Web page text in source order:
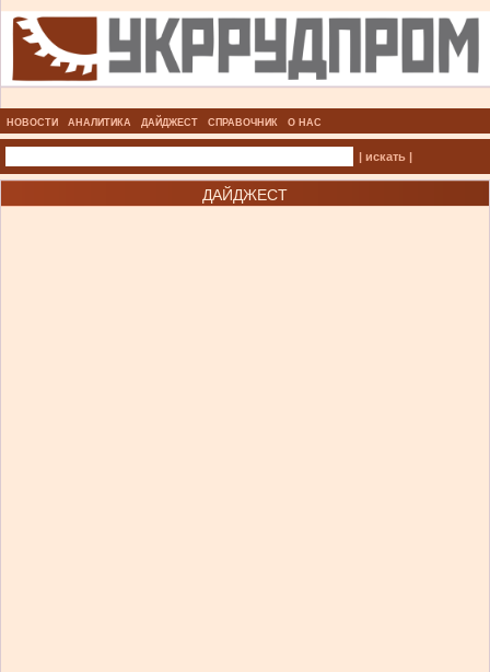
НОВОСТИ АНАЛИТИКА ДАЙДЖЕСТ СПРАВОЧНИК О НАС
| искать |
ДАЙДЖЕСТ